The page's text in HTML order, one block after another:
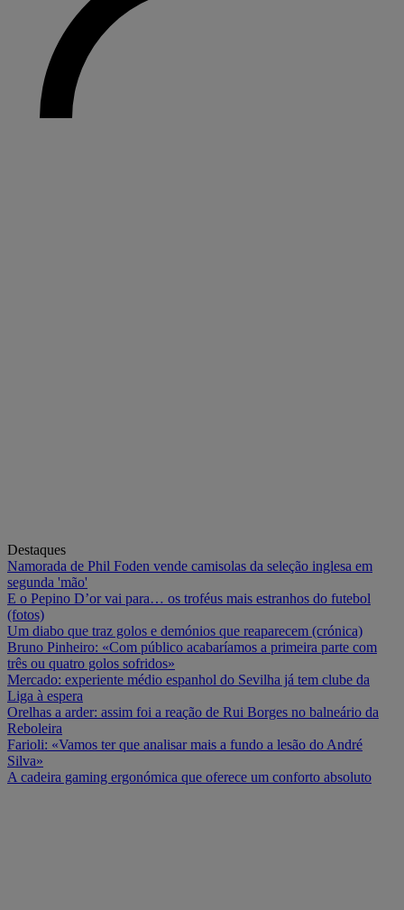
Destaques
Namorada de Phil Foden vende camisolas da seleção inglesa em
segunda 'mão'
E o Pepino D’or vai para… os troféus mais estranhos do futebol
(fotos)
Um diabo que traz golos e demónios que reaparecem (crónica)
Bruno Pinheiro: «Com público acabaríamos a primeira parte com
três ou quatro golos sofridos»
Mercado: experiente médio espanhol do Sevilha já tem clube da
Liga à espera
Orelhas a arder: assim foi a reação de Rui Borges no balneário da
Reboleira
Farioli: «Vamos ter que analisar mais a fundo a lesão do André
Silva»
A cadeira gaming ergonómica que oferece um conforto absoluto